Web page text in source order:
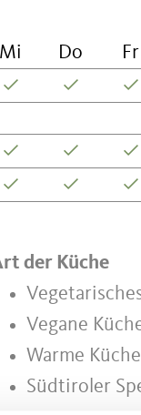
Mi Do Fr
der Küche
Vegane
Warme Küche
Südtiroler